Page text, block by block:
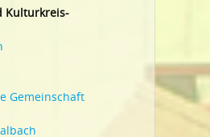
Kulturkreis-
Gemeinschaft